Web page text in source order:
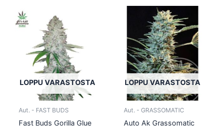
LOPPU VARASTOSTA
Aut. - FAST BUDS
Fast Buds Gorilla Glue
muunnelma.
LOPPU VARASTOSTA
Aut. - GRASSOMATIC
Auto Ak Grassomatic